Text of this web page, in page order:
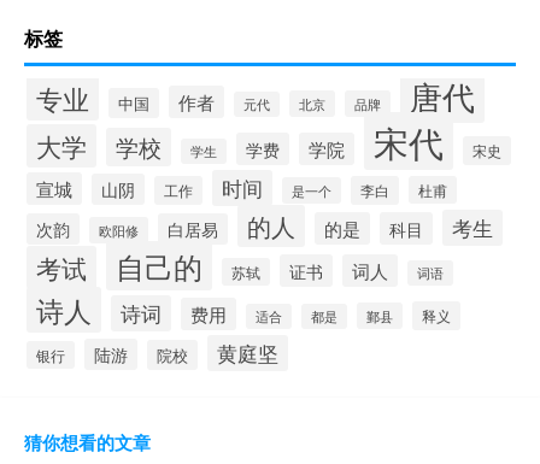
标签
专业 中国 作者 元代 北京 品牌 唐代
大学 学校 学生 学费 学院 宋代 宋史
宣城 山阴 工作 时间 是一个 李白 杜甫
次韵 欧阳修 白居易 的人 的是 科目 考生
考试 自己的 苏轼 证书 词人 词语
诗人 诗词 费用 适合 都是 鄞县 释义
银行 陆游 院校 黄庭坚
猜你想看的文章